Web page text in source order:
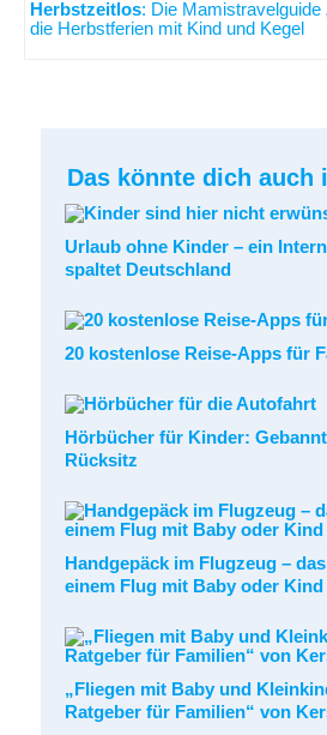
Herbstzeitlos: Die Mamistravelguide
die Herbstferien mit Kind und Kegel
Das könnte dich auch
Urlaub ohne Kinder – ein
spaltet Deutschland
20 kostenlose Reise-Apps für
Hörbücher für Kinder:
Rücksitz
Handgepäck im Flugzeug –
einem Flug mit Baby oder Kind
„Fliegen mit Baby und
Ratgeber für Familien“ von